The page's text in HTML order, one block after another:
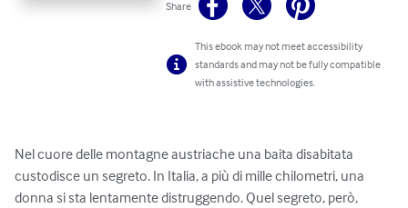
Share
This ebook may not meet accessibility
standards and may not be fully compatible
with assistive technologies.
Nel cuore delle montagne austriache una baita disabitata
custodisce un segreto. In Italia, a più di mille chilometri, una
donna si sta lentamente distruggendo. Quel segreto, però,